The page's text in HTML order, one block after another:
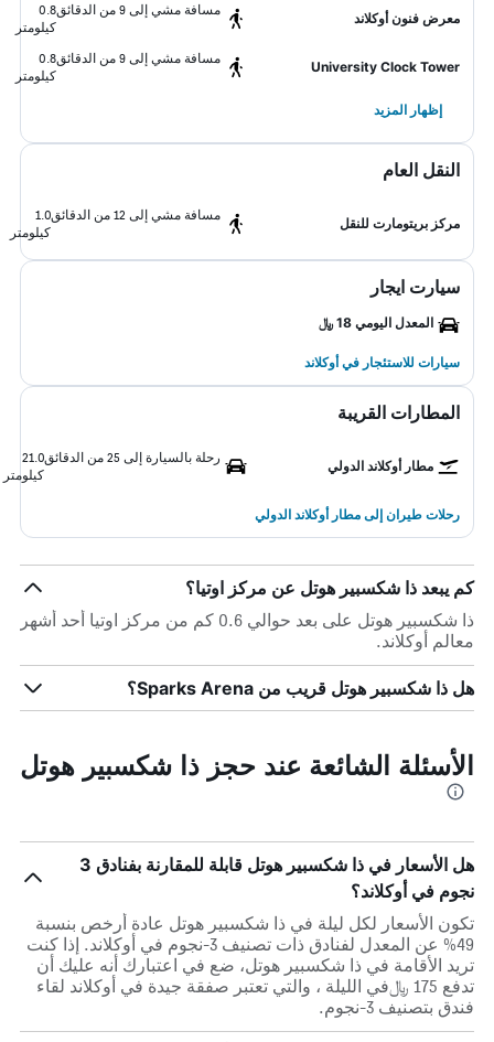
معرض فنون أوكلاند
مسافة مشي إلى 9 من الدقائق
0.8
كيلومتر
University Clock Tower
مسافة مشي إلى 9 من الدقائق
0.8
كيلومتر
إظهار المزيد
النقل العام
مركز بريتومارت للنقل
مسافة مشي إلى 12 من الدقائق
1.0
كيلومتر
سيارت ايجار
المعدل اليومي 18 ﷼
سيارات للاستئجار في أوكلاند
المطارات القريبة
مطار أوكلاند الدولي
رحلة بالسيارة إلى 25 من الدقائق
21.0
كيلومتر
رحلات طيران إلى مطار أوكلاند الدولي
كم يبعد ذا شكسبير هوتل عن مركز اوتيا؟
ذا شكسبير هوتل على بعد حوالي 0.6 كم من مركز اوتيا أحد أشهر
معالم أوكلاند.
هل ذا شكسبير هوتل قريب من Sparks Arena؟
الأسئلة الشائعة عند حجز ذا شكسبير هوتل
هل الأسعار في ذا شكسبير هوتل قابلة للمقارنة بفنادق 3
نجوم في أوكلاند؟
تكون الأسعار لكل ليلة في ذا شكسبير هوتل عادة أرخص بنسبة
49% عن المعدل لفنادق ذات تصنيف 3-نجوم في أوكلاند. إذا كنت
تريد الأقامة في ذا شكسبير هوتل، ضع في اعتبارك أنه عليك أن
تدفع 175 ﷼في الليلة ، والتي تعتبر صفقة جيدة في أوكلاند لقاء
فندق بتصنيف 3-نجوم.